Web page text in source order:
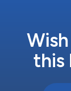
this